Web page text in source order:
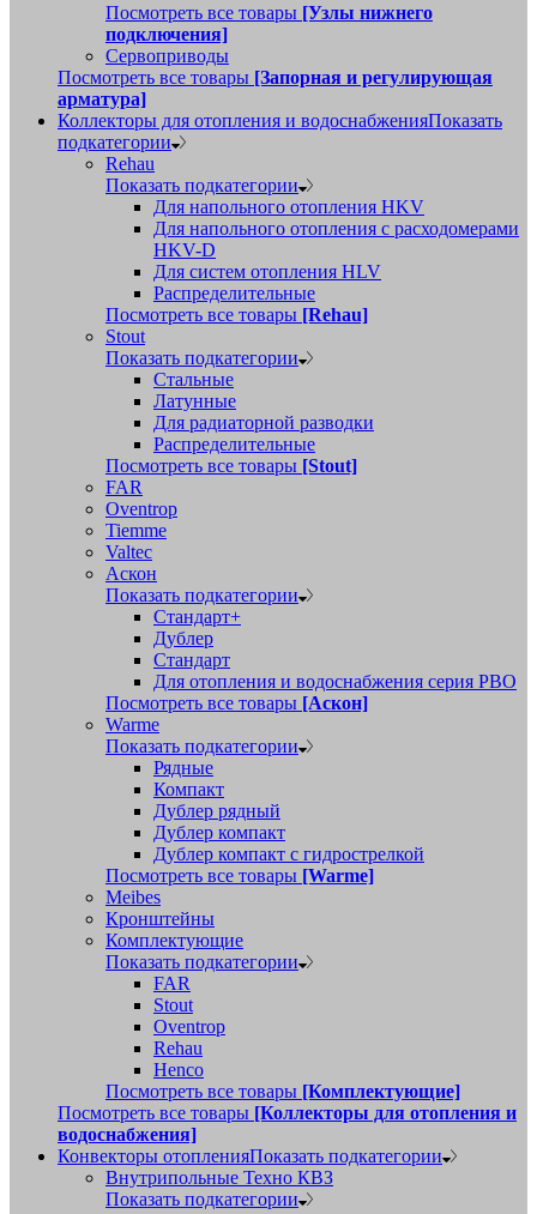
Посмотреть все товары [Узлы нижнего
подключения]
Сервоприводы
Посмотреть все товары [Запорная и регулирующая
арматура]
Коллекторы для отопления и водоснабженияПоказать
подкатегории
Rehau
Показать подкатегории
Для напольного отопления HKV
Для напольного отопления с расходомерами
HKV-D
Для систем отопления HLV
Распределительные
Посмотреть все товары [Rehau]
Stout
Показать подкатегории
Стальные
Латунные
Для радиаторной разводки
Распределительные
Посмотреть все товары [Stout]
FAR
Oventrop
Tiemme
Valtec
Аскон
Показать подкатегории
Стандарт+
Дублер
Стандарт
Для отопления и водоснабжения серия РВО
Посмотреть все товары [Аскон]
Warme
Показать подкатегории
Рядные
Компакт
Дублер рядный
Дублер компакт
Дублер компакт с гидрострелкой
Посмотреть все товары [Warme]
Meibes
Кронштейны
Комплектующие
Показать подкатегории
FAR
Stout
Oventrop
Rehau
Henco
Посмотреть все товары [Комплектующие]
Посмотреть все товары [Коллекторы для отопления и
водоснабжения]
Конвекторы отопленияПоказать подкатегории
Внутрипольные Техно КВЗ
Показать подкатегории